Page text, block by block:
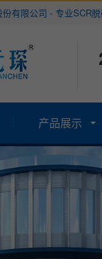
有限公司 - 专业SCR
产品展示